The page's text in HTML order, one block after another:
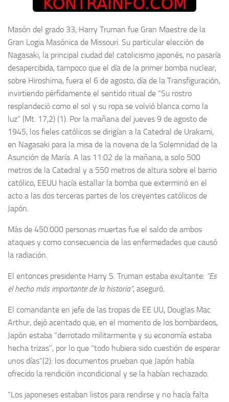
Masón del grado 33, Harry Truman fue Gran Maestre de la
Gran Logia Masónica de Missouri. Su particular elección de
Nagasaki, la principal ciudad del catolicismo japonés, no pasaría
desapercibida, tampoco que el día de la primer bomba nuclear,
sobre Hiroshima, fuera el 6 de agosto, día de la Transfiguración,
invirtiendo pérfidamente el sentido ritual de “Su rostro
resplandeció como el sol y su ropa se volvió blanca como la
luz” (Mt. 17,2) (1). Por la mañana del jueves 9 de agosto de
1945, los fieles católicos se dirigían a la Catedral de Urakami,
en Nagasaki para la misa de la novena de la Solemnidad de la
Asunción de María. A las 11:02 de la mañana, a solo 500
metros de la Catedral y a 550 metros de altura sobre el barrio
católico, EEUU hacía estallar la bomba que exterminó en el
acto a las dos terceras partes de los creyentes católicos de
Japón.
Más de 450.000 personas muertas fue el saldo de ambos
ataques y como consecuencia de las enfermedades que causó
la radiación.
El entonces presidente Harry S. Truman estaba exultante: “Es
el hecho más importante de la historia”, aseguró.
El comandante en jefe de las tropas de EE UU, Douglas Mac
Arthur, dejó acentado que, en el momento de los bombardeos,
Japón estaba “derrotado militarmente y su economía estaba
hecha trizas”, por lo que “todo hubiera sido cuestión de esperar
unos días”(2): los documentos prueban que Japón había
ofrecido la rendición incondicional y se la habían rechazado.
“Los japoneses estaban listos para rendirse y no hacía falta